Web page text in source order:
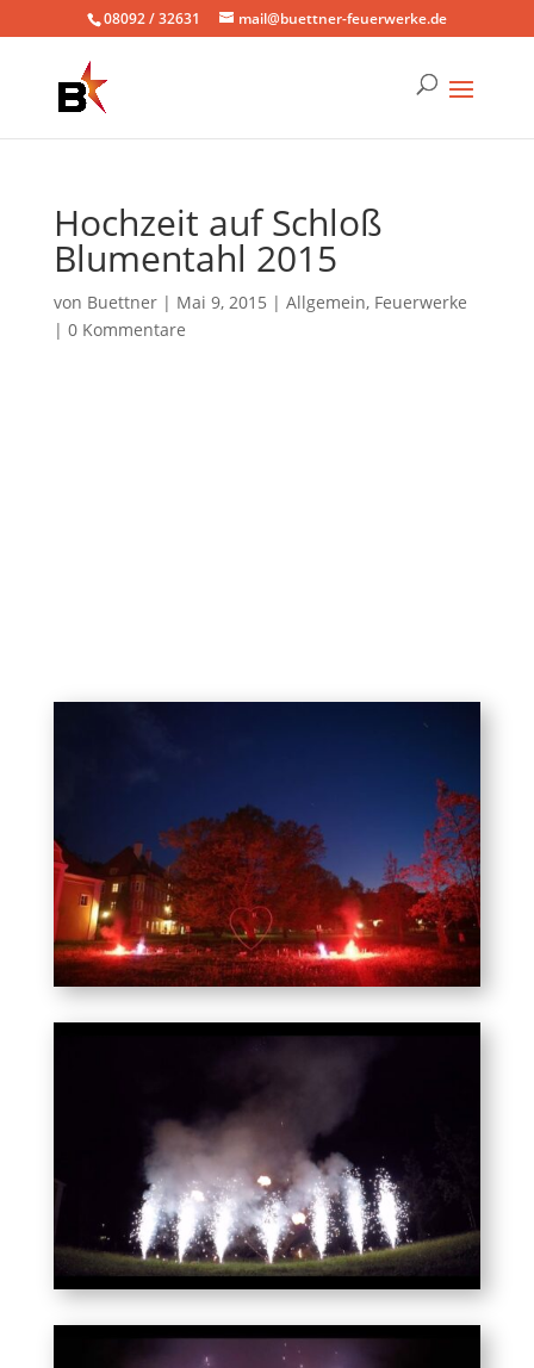
08092 / 32631 mail@buettner-feuerwerke.de
Hochzeit auf Schloß
Blumentahl 2015
von Buettner| Mai 9, 2015 | Allgemein, Feuerwerke
| 0 Kommentare